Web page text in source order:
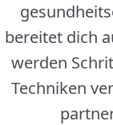
bereitet dich
werden
Techniken